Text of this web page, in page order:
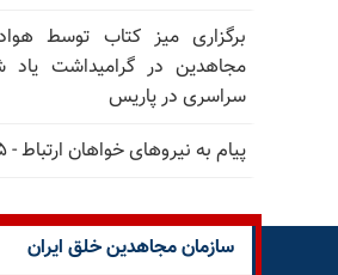
برگزاری میز کتاب توسط
مجاهدین در گرامیداشت یاد
سراسری در پاریس
پیام به نیروهای خواهان ارتباط - ۱۵مرداد ۱۴۰۵
سازمان مجاهدین خلق ایران